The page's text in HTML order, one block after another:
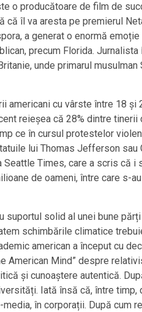
o producătoare de film de
îl va aresta pe premierul
a generat o enormă
precum Florida.
unde primarul musulman
americani cu vârste între 18 și
reieșea că 28% dintre tinerii
ce în cursul protestelor
lui Thomas Jefferson sau
Times, care a scris că i
de oameni, între care s-
suportul solid al unei bune
schimbările climatice
american a început cu
American Mind” despre
și cunoaștere autentică.
Iată însă că, între
în corporații. După cum